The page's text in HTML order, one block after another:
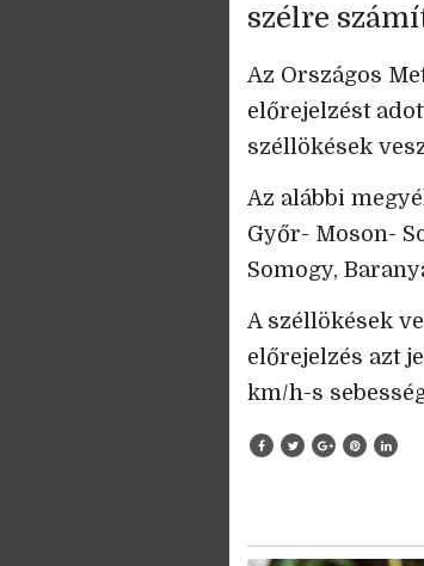
szélre
Az Országos
előrejelzést
széllökések
Az alábbi
Győr- Moson-
Somogy,
A széllökések
előrejelzés azt
km/h-s